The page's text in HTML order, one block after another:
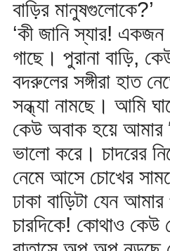
বাড়ির মানুষগুলোকে?’
‘কী জানি স্যার!
গাছে। পুরানা বাড়ি,
বদরুলের সঙ্গীরা হাত
সন্ধ্যা নামছে। আমি
কেউ অবাক হয়ে আমার
ভালো করে। চাদরের
নেমে আসে চোখের
ঢাকা বাড়িটা যেন
চারদিকে! কোথাও কেউ